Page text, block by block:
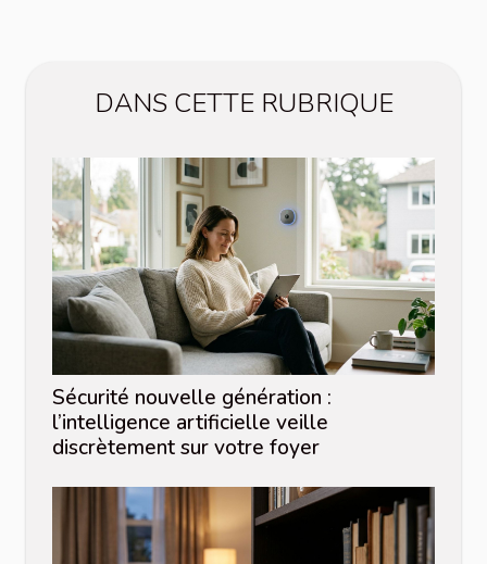
DANS CETTE RUBRIQUE
Sécurité nouvelle génération :
l’intelligence artificielle veille
discrètement sur votre foyer